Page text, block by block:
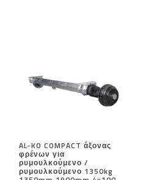
AL-KO COMPACT άξονας
φρένων για
ρυμουλκούμενο /
ρυμουλκούμενο 1350kg